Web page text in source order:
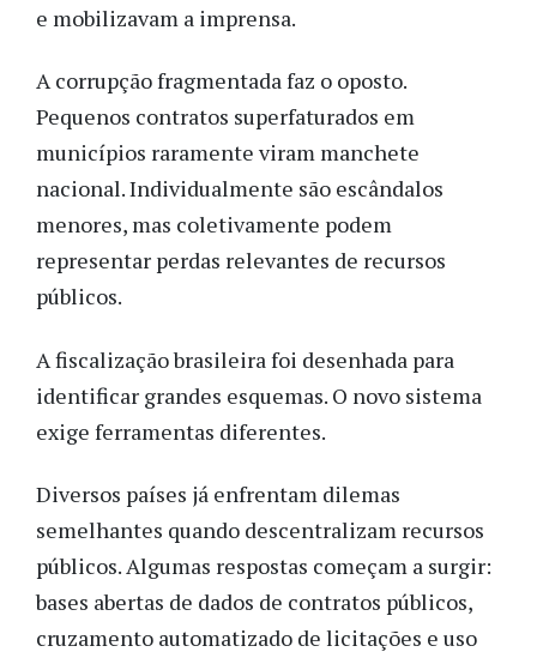
e mobilizavam a imprensa.
A corrupção fragmentada faz o oposto.
Pequenos contratos superfaturados em
municípios raramente viram manchete
nacional. Individualmente são escândalos
menores, mas coletivamente podem
representar perdas relevantes de recursos
públicos.
A fiscalização brasileira foi desenhada para
identificar grandes esquemas. O novo sistema
exige ferramentas diferentes.
Diversos países já enfrentam dilemas
semelhantes quando descentralizam recursos
públicos. Algumas respostas começam a surgir:
bases abertas de dados de contratos públicos,
cruzamento automatizado de licitações e uso